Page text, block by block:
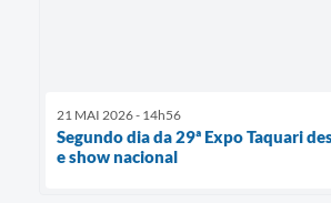
21 MAI 2026 - 14h56
Segundo dia da 29ª Expo Taquari
e show nacional